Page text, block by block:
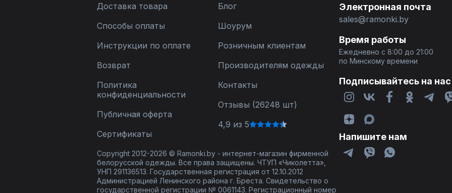
Доставка товара
Способы оплаты
Инструкции по оплате
Возврат
Политика
конфиденциальности
Публичная оферта
Сертификаты
Блог
Шоурум
Розничным клиентам
Производителям одежды
Контакты
Отзывы (26248 шт)
4,9 из 5
Электронная почта
sales@ramonki.by
Время работы
Ежедневно с 8:00 до 21:00
по Минскому времени
Подписывайтесь на нас
Напишите нам
Copyright 2012-2026 © Ramonki.by - интернет-магазин фирменной
белорусской одежды. Все права защищены. ЧТУП «Чиколетта»,
УНП 291136513. Государственная регистрация от 12.10.2012
Администрацией Ленинского района г. Бреста. Свидетельство о
государственной регистрации № 0061143. Регистрационный номер